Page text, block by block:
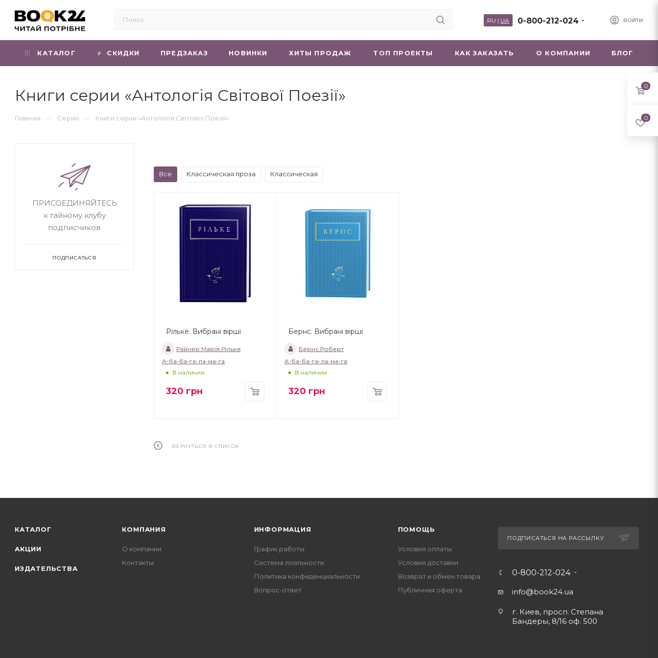
ВОЙТИ
0-800-212-024
RU | UA
КАТАЛОГ СКИДКИ ПРЕДЗАКАЗ НОВИНКИ ХИТЫ ПРОДАЖ ТОП ПРОЕКТЫ КАК ЗАКАЗАТЬ О КОМПАНИИ БЛОГ
Книги серии «Антологія Світової Поезії»
Главная — Серии — Книги серии «Антологія Світової Поезії»
Все Классическая проза Классическая
Рільке. Вибрані вірші
Райнер Марія Рільке
А-ба-ба-га-ла-ма-га
В наличии
320 грн
Бернс. Вибрані вірші
Бернс Роберт
А-ба-ба-га-ла-ма-га
В наличии
320 грн
ВЕРНУТЬСЯ В СПИСОК
ПРИСОЕДИНЯЙТЕСЬ
к тайному клубу
подписчиков
ПОДПИСАТЬСЯ
КАТАЛОГ
АКЦИИ
ИЗДАТЕЛЬСТВА
КОМПАНИЯ
О компании
Контакты
ИНФОРМАЦИЯ
График работы
Система лояльности
Политика конфиденциальности
Вопрос-ответ
ПОМОЩЬ
Условия оплаты
Условия доставки
Возврат и обмен товара
Публичная оферта
ПОДПИСАТЬСЯ НА РАССЫЛКУ
0-800-212-024
info@book24.ua
г. Киев, просп. Степана
Бандеры, 8/16 оф. 500
0
0